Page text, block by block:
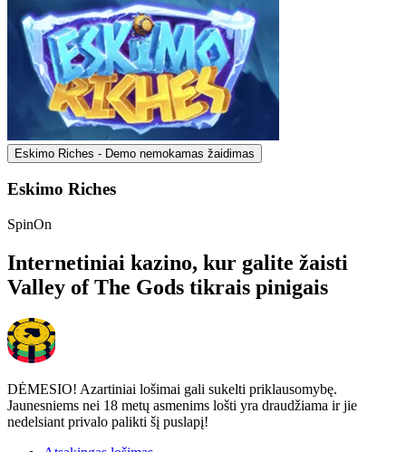
Eskimo Riches - Demo nemokamas žaidimas
Eskimo Riches
SpinOn
Internetiniai kazino, kur galite žaisti
Valley of The Gods tikrais pinigais
DĖMESIO! Azartiniai lošimai gali sukelti priklausomybę.
Jaunesniems nei 18 metų asmenims lošti yra draudžiama ir jie
nedelsiant privalo palikti šį puslapį!